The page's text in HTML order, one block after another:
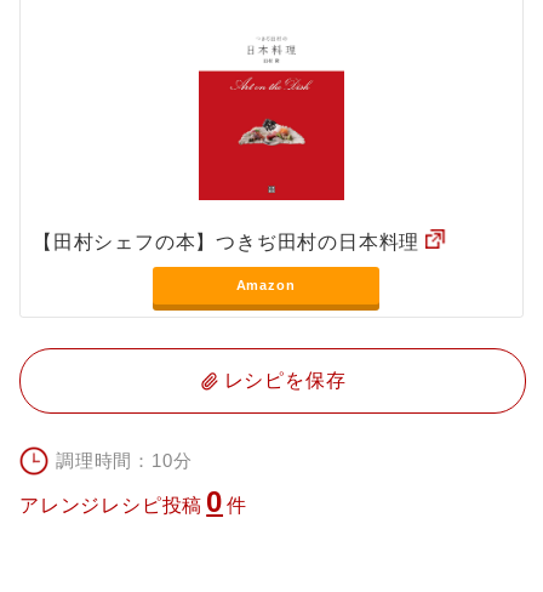
【田村シェフの本】つきぢ田村の日本料理
Amazon
レシピを保存
調理時間：10分
アレンジレシピ投稿 0 件